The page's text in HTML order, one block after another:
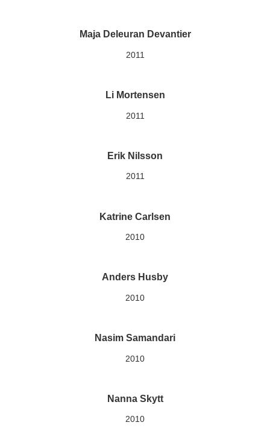
Maja Deleuran Devantier
2011
Li Mortensen
2011
Erik Nilsson
2011
Katrine Carlsen
2010
Anders Husby
2010
Nasim Samandari
2010
Nanna Skytt
2010